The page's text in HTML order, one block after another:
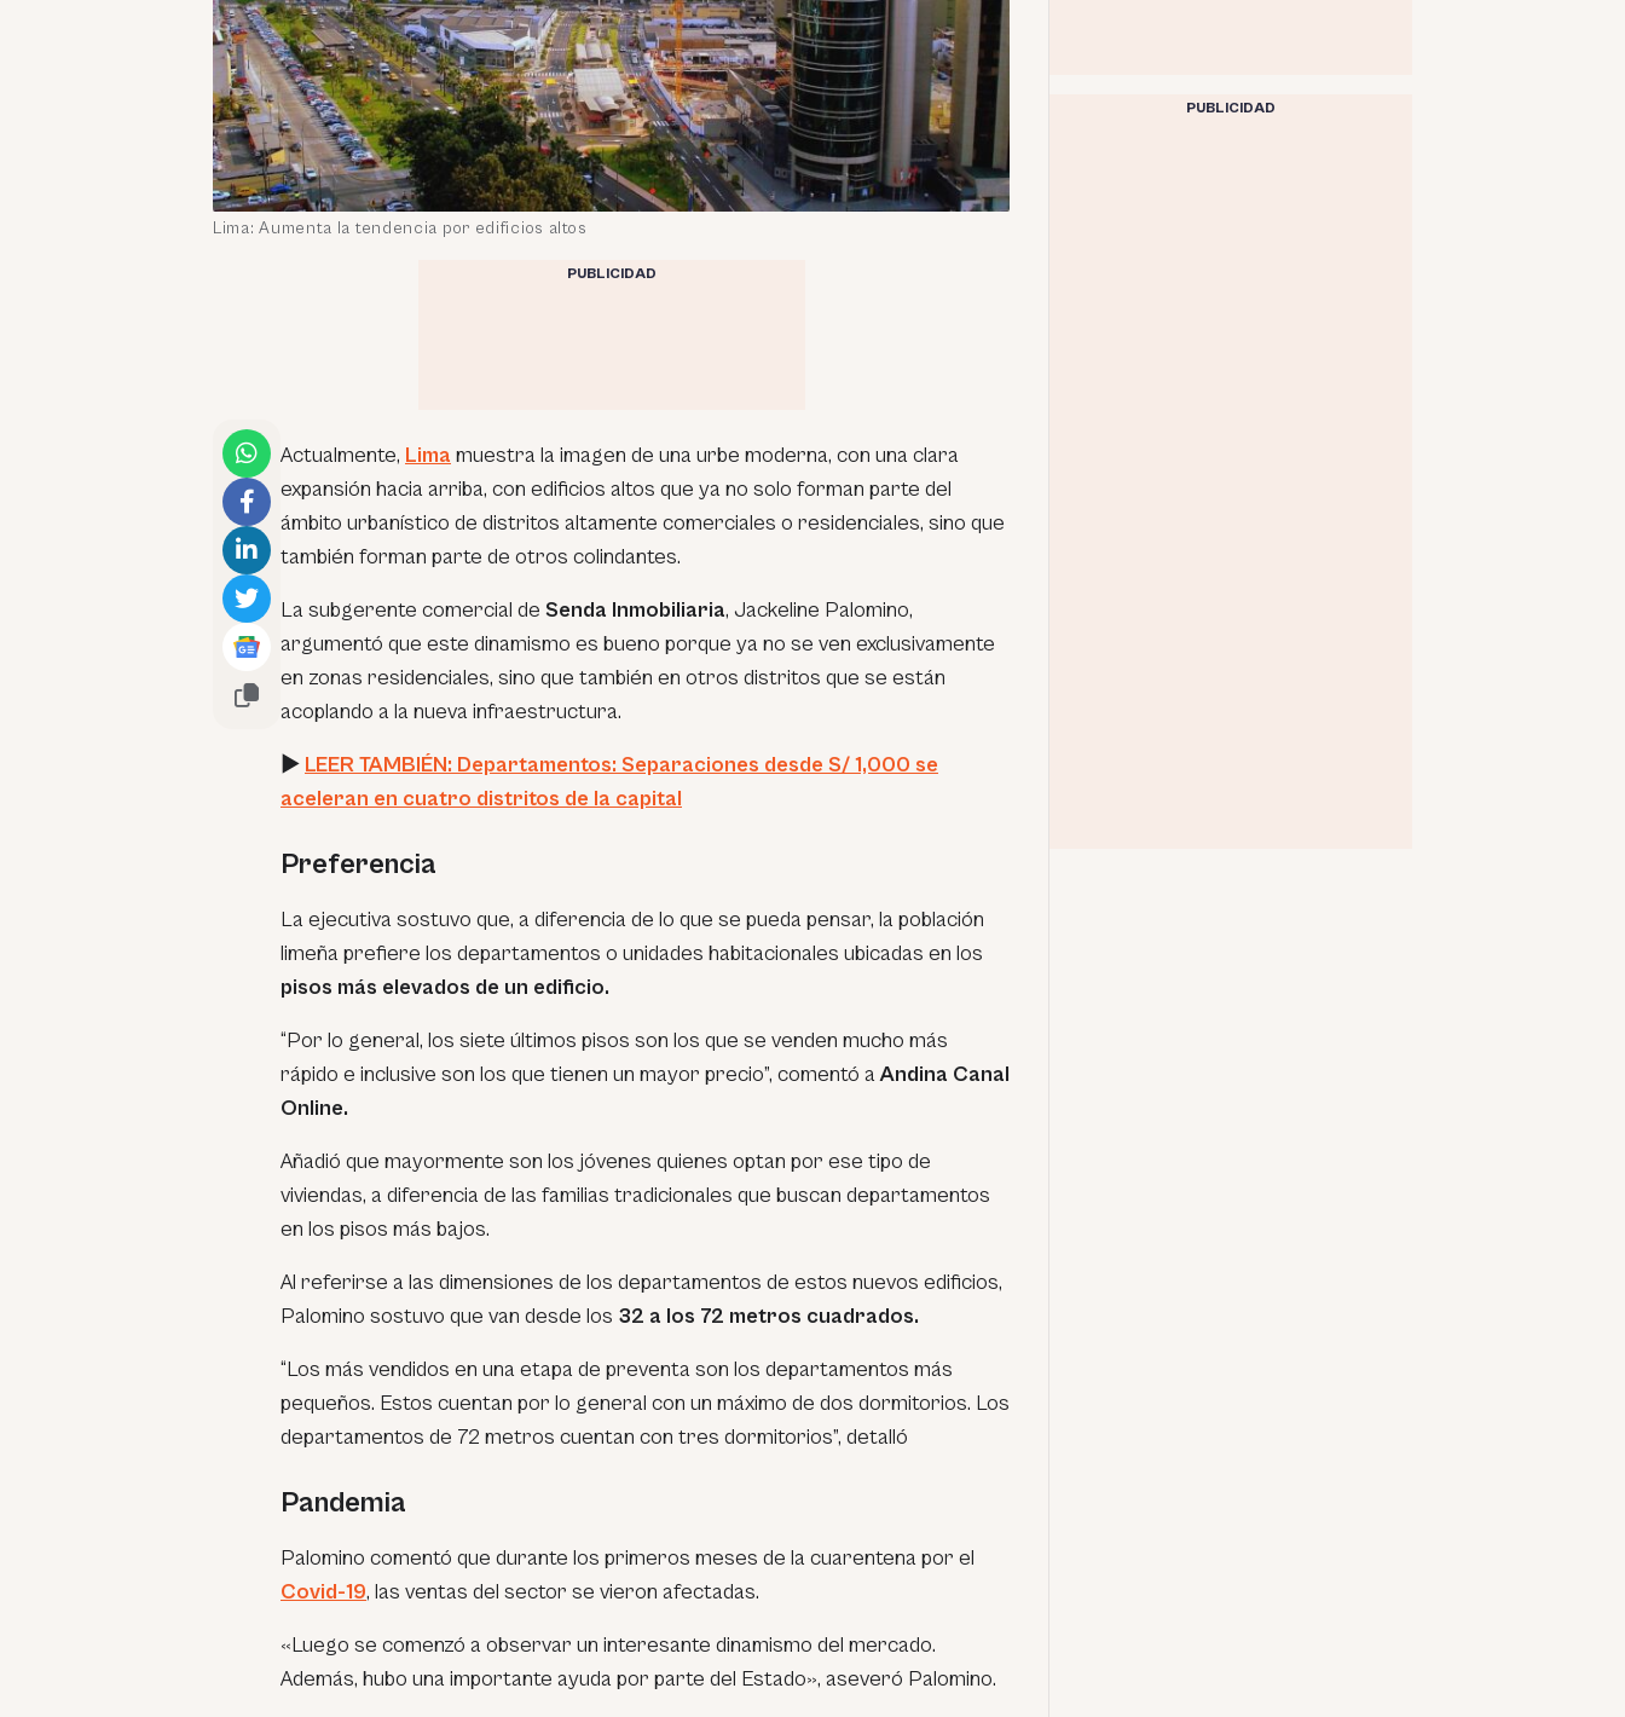
Lima: Aumenta la tendencia por edificios altos
PUBLICIDAD
Actualmente, Lima muestra la imagen de una urbe moderna, con una clara
expansión hacia arriba, con edificios altos que ya no solo forman parte del
ámbito urbanístico de distritos altamente comerciales o residenciales, sino que
también forman parte de otros colindantes.
La subgerente comercial de Senda Inmobiliaria, Jackeline Palomino,
argumentó que este dinamismo es bueno porque ya no se ven exclusivamente
en zonas residenciales, sino que también en otros distritos que se están
acoplando a la nueva infraestructura.
► LEER TAMBIÉN: Departamentos: Separaciones desde S/ 1,000 se
aceleran en cuatro distritos de la capital
Preferencia
La ejecutiva sostuvo que, a diferencia de lo que se pueda pensar, la población
limeña prefiere los departamentos o unidades habitacionales ubicadas en los
pisos más elevados de un edificio.
“Por lo general, los siete últimos pisos son los que se venden mucho más
rápido e inclusive son los que tienen un mayor precio”, comentó aAndina Canal
Online.
Añadió que mayormente son los jóvenes quienes optan por ese tipo de
viviendas, a diferencia de las familias tradicionales que buscan departamentos
en los pisos más bajos.
Al referirse a las dimensiones de los departamentos de estos nuevos edificios,
Palomino sostuvo que van desde los 32 a los 72 metros cuadrados.
“Los más vendidos en una etapa de preventa son los departamentos más
pequeños. Estos cuentan por lo general con un máximo de dos dormitorios. Los
departamentos de 72 metros cuentan con tres dormitorios”, detalló
Pandemia
Palomino comentó que durante los primeros meses de la cuarentena por el
Covid-19, las ventas del sector se vieron afectadas.
«Luego se comenzó a observar un interesante dinamismo del mercado.
Además, hubo una importante ayuda por parte del Estado», aseveró Palomino.
PUBLICIDAD